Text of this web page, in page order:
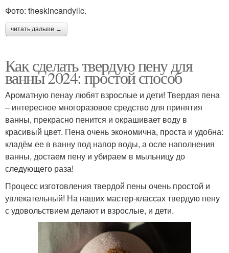
Фото: theskincandyllc.
читать дальше →
Как сделать твердую пену для
ванны 2024: простой способ
Ароматную пенау любят взрослые и дети! Твердая пена
– интересное многоразовое средство для принятия
ванны, прекрасно пенится и окрашивает воду в
красивый цвет. Пена очень экономична, проста и удобна:
кладём ее в ванну под напор воды, а осле наполнения
ванны, достаем пену и убираем в мыльницу до
следующего раза!
Процесс изготовления твердой пены очень простой и
увлекательный! На наших мастер-классах твердую пену
с удовольствием делают и взрослые, и дети.